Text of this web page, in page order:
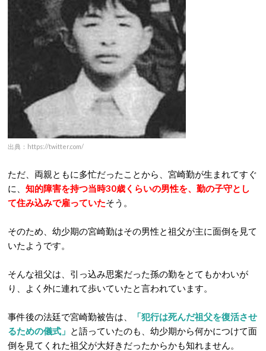
出典：https://twitter.com/
ただ、両親ともに多忙だったことから、宮崎勤が生まれてすぐ
に、 知的障害を持つ当時30歳くらいの男性を、勤の子守とし
て住み込みで雇っていたそう。
そのため、幼少期の宮崎勤はその男性と祖父が主に面倒を見て
いたようです。
そんな祖父は、引っ込み思案だった孫の勤をとてもかわいが
り、よく外に連れて歩いていたと言われています。
事件後の法廷で宮崎勤被告は、
「犯行は死んだ祖父を復活させ
るための儀式」 と語っていたのも、幼少期から何かにつけて面
倒を見てくれた祖父が大好きだったからかも知れません。